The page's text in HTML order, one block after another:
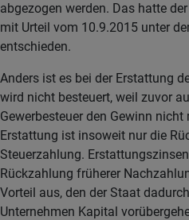
abgezogen werden. Das hatte
mit Urteil vom 10.9.2015 unter
entschieden.
Anders ist es bei der Erstattung
wird nicht besteuert, weil zuvor
Gewerbesteuer den Gewinn
Erstattung ist insoweit nur die
Steuerzahlung.
Rückzahlung früherer
Vorteil aus, den der Staat
Unternehmen Kapital